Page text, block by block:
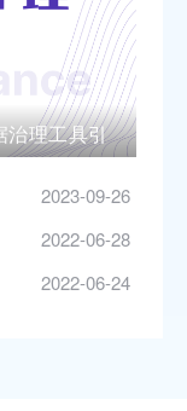
治理工具引
2023-09-26
2022-06-28
2022-06-24